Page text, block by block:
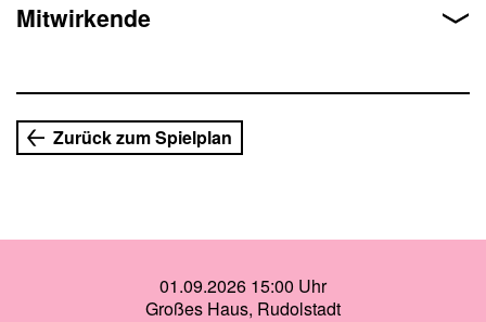
Mitwirkende
Zurück zum Spielplan
01.09.2026 15:00 Uhr
Großes Haus, Rudolstadt